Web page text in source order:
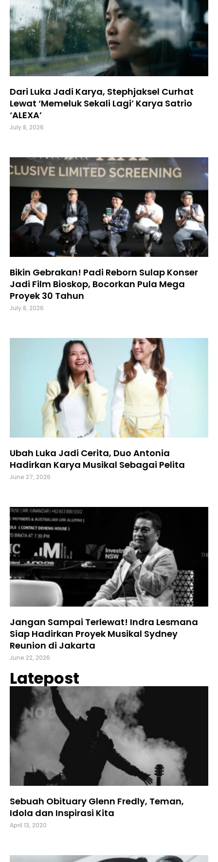
Dari Luka Jadi Karya, Stephjaksel Curhat
Lewat ‘Memeluk Sekali Lagi’ Karya Satrio
‘ALEXA’
July 8, 2026
Bikin Gebrakan! Padi Reborn Sulap Konser
Jadi Film Bioskop, Bocorkan Pula Mega
Proyek 30 Tahun
July 8, 2026
Ubah Luka Jadi Cerita, Duo Antonia
Hadirkan Karya Musikal Sebagai Pelita
June 27, 2026
Jangan Sampai Terlewat! Indra Lesmana
Siap Hadirkan Proyek Musikal Sydney
Reunion di Jakarta
June 22, 2026
Latepost
Sebuah Obituary Glenn Fredly, Teman,
Idola dan Inspirasi Kita
April 13, 2020